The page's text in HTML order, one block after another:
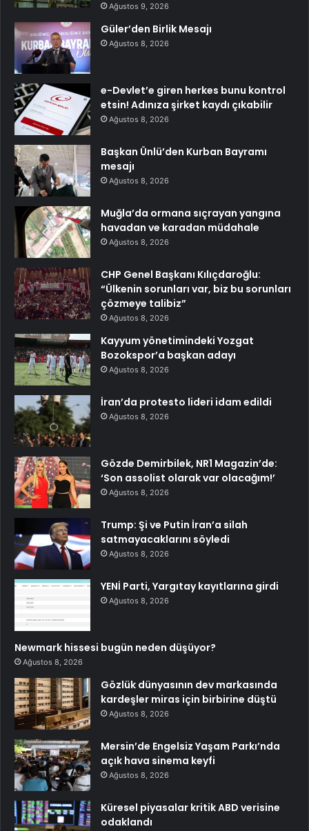
Ağustos 9, 2026
Güler’den Birlik Mesajı
Ağustos 8, 2026
e-Devlet’e giren herkes bunu kontrol
etsin! Adınıza şirket kaydı çıkabilir
Ağustos 8, 2026
Başkan Ünlü’den Kurban Bayramı
mesajı
Ağustos 8, 2026
Muğla’da ormana sıçrayan yangına
havadan ve karadan müdahale
Ağustos 8, 2026
CHP Genel Başkanı Kılıçdaroğlu:
“Ülkenin sorunları var, biz bu sorunları
çözmeye talibiz”
Ağustos 8, 2026
Kayyum yönetimindeki Yozgat
Bozokspor’a başkan adayı
Ağustos 8, 2026
İran’da protesto lideri idam edildi
Ağustos 8, 2026
Gözde Demirbilek, NR1 Magazin’de:
‘Son assolist olarak var olacağım!’
Ağustos 8, 2026
Trump: Şi ve Putin İran’a silah
satmayacaklarını söyledi
Ağustos 8, 2026
YENİ Parti, Yargıtay kayıtlarına girdi
Ağustos 8, 2026
Newmark hissesi bugün neden düşüyor?
Ağustos 8, 2026
Gözlük dünyasının dev markasında
kardeşler miras için birbirine düştü
Ağustos 8, 2026
Mersin’de Engelsiz Yaşam Parkı’nda
açık hava sinema keyfi
Ağustos 8, 2026
Küresel piyasalar kritik ABD verisine
odaklandı